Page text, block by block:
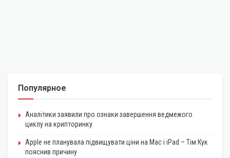
Популярное
Аналітики заявили про ознаки завершення ведмежого
циклу на крипторинку
Apple не планувала підвищувати ціни на Mac і iPad – Тім Кук
пояснив причину